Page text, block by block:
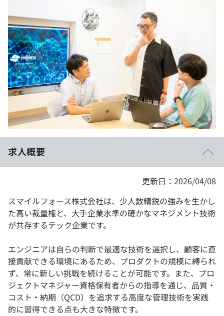
インタビュー
就活成功ガイド
リファレンス
プラン
個人向けプラン
法人向けプラン
学校向けプラン
契約内容・クーポン
再チャレンジ結果一覧
paiza times
note
求人概要
更新日：2026/04/08
スマイルフォース株式会社は、少人数精鋭の強みを生かし
た高い裁量権と、大手企業水準の確かなマネジメント技術
が共存するテック企業です。
エンジニアは自らの判断で最適な技術を選択し、顧客に直
接貢献できる環境にあるため、プロダクトの規模に縛られ
ず、常に新しい挑戦を続けることが可能です。また、プロ
ジェクトマネジャー資格保有者からの指導を通じ、品質・
コスト・納期（QCD）を追求する高度な管理技術を実践
的に習得できる点も大きな特徴です。